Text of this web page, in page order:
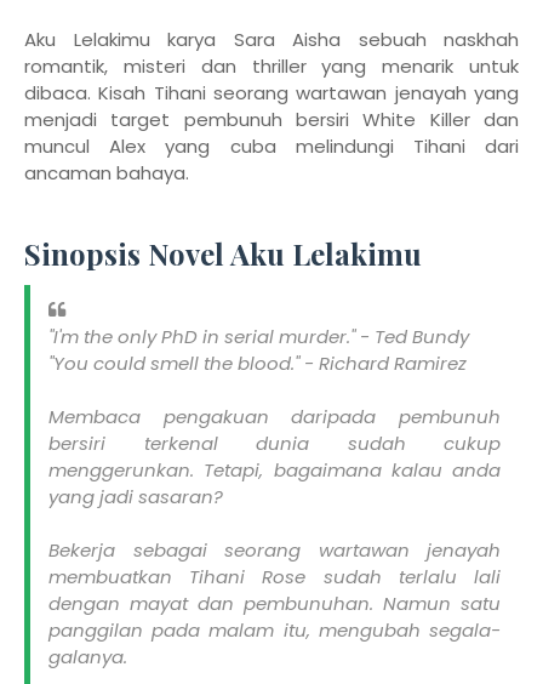
Aku Lelakimu karya Sara Aisha sebuah naskhah
romantik, misteri dan thriller yang menarik untuk
dibaca. Kisah Tihani seorang wartawan jenayah yang
menjadi target pembunuh bersiri White Killer dan
muncul Alex yang cuba melindungi Tihani dari
ancaman bahaya.
Sinopsis Novel Aku Lelakimu
"I'm the only PhD in serial murder." - Ted Bundy
"You could smell the blood." - Richard Ramirez
Membaca pengakuan daripada pembunuh
bersiri terkenal dunia sudah cukup
menggerunkan. Tetapi, bagaimana kalau anda
yang jadi sasaran?
Bekerja sebagai seorang wartawan jenayah
membuatkan Tihani Rose sudah terlalu lali
dengan mayat dan pembunuhan. Namun satu
panggilan pada malam itu, mengubah segala-
galanya.